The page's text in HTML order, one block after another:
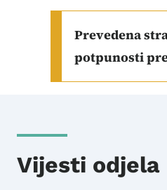
Prevedena
potpunosti
Vijesti odjela